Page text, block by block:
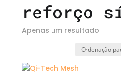
reforço
Apenas um resultado